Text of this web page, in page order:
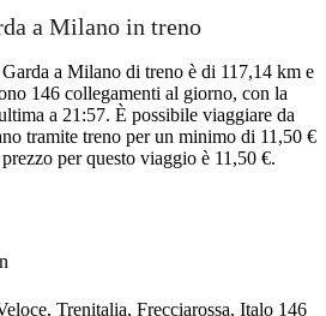
a Milano in treno
a Milano di treno è di 117,14 km e
146 collegamenti al giorno, con la
a 21:57. È possibile viaggiare da
tramite treno per un minimo di 11,50 €
per questo viaggio è 11,50 €.
Trenitalia, Frecciarossa, Italo 146